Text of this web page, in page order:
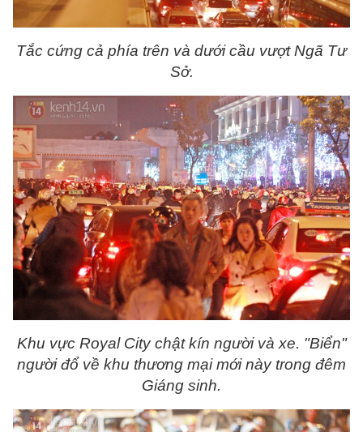
Tắc cứng cả phía trên và dưới cầu vượt Ngã Tư
Sở.
Khu vực Royal City chật kín người và xe. "Biển"
người đổ về khu thương mại mới này trong đêm
Giáng sinh.